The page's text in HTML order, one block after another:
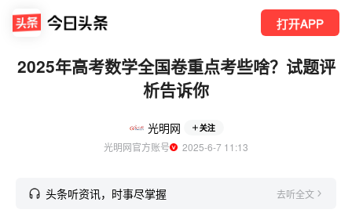
打开APP
2025年高考数学全国卷重点考些啥？试题评
析告诉你
光明网 关注
光明网官方账号
  2025-6-7 11:13
头条听资讯，时事尽掌握 去听全文